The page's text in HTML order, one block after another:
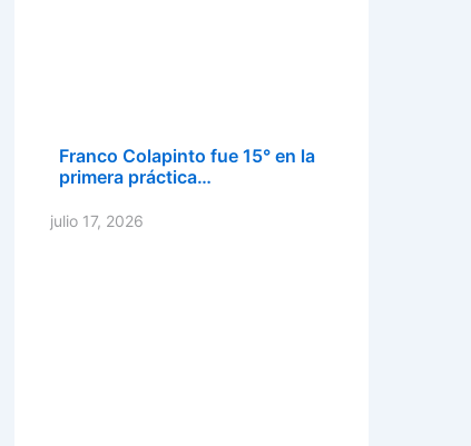
Franco Colapinto fue 15° en la
primera práctica…
julio 17, 2026